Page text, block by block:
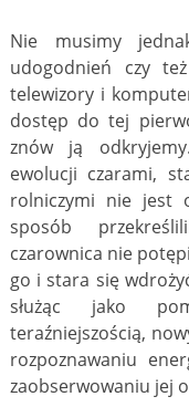
Nie musimy
udogodnień czy
telewizory i
dostęp do tej
znów ją
ewolucji czarami,
rolniczymi nie jest
sposób
czarownica nie
go i stara się
służąc jako
teraźniejszością,
rozpoznawaniu
zaobserwowaniu jej